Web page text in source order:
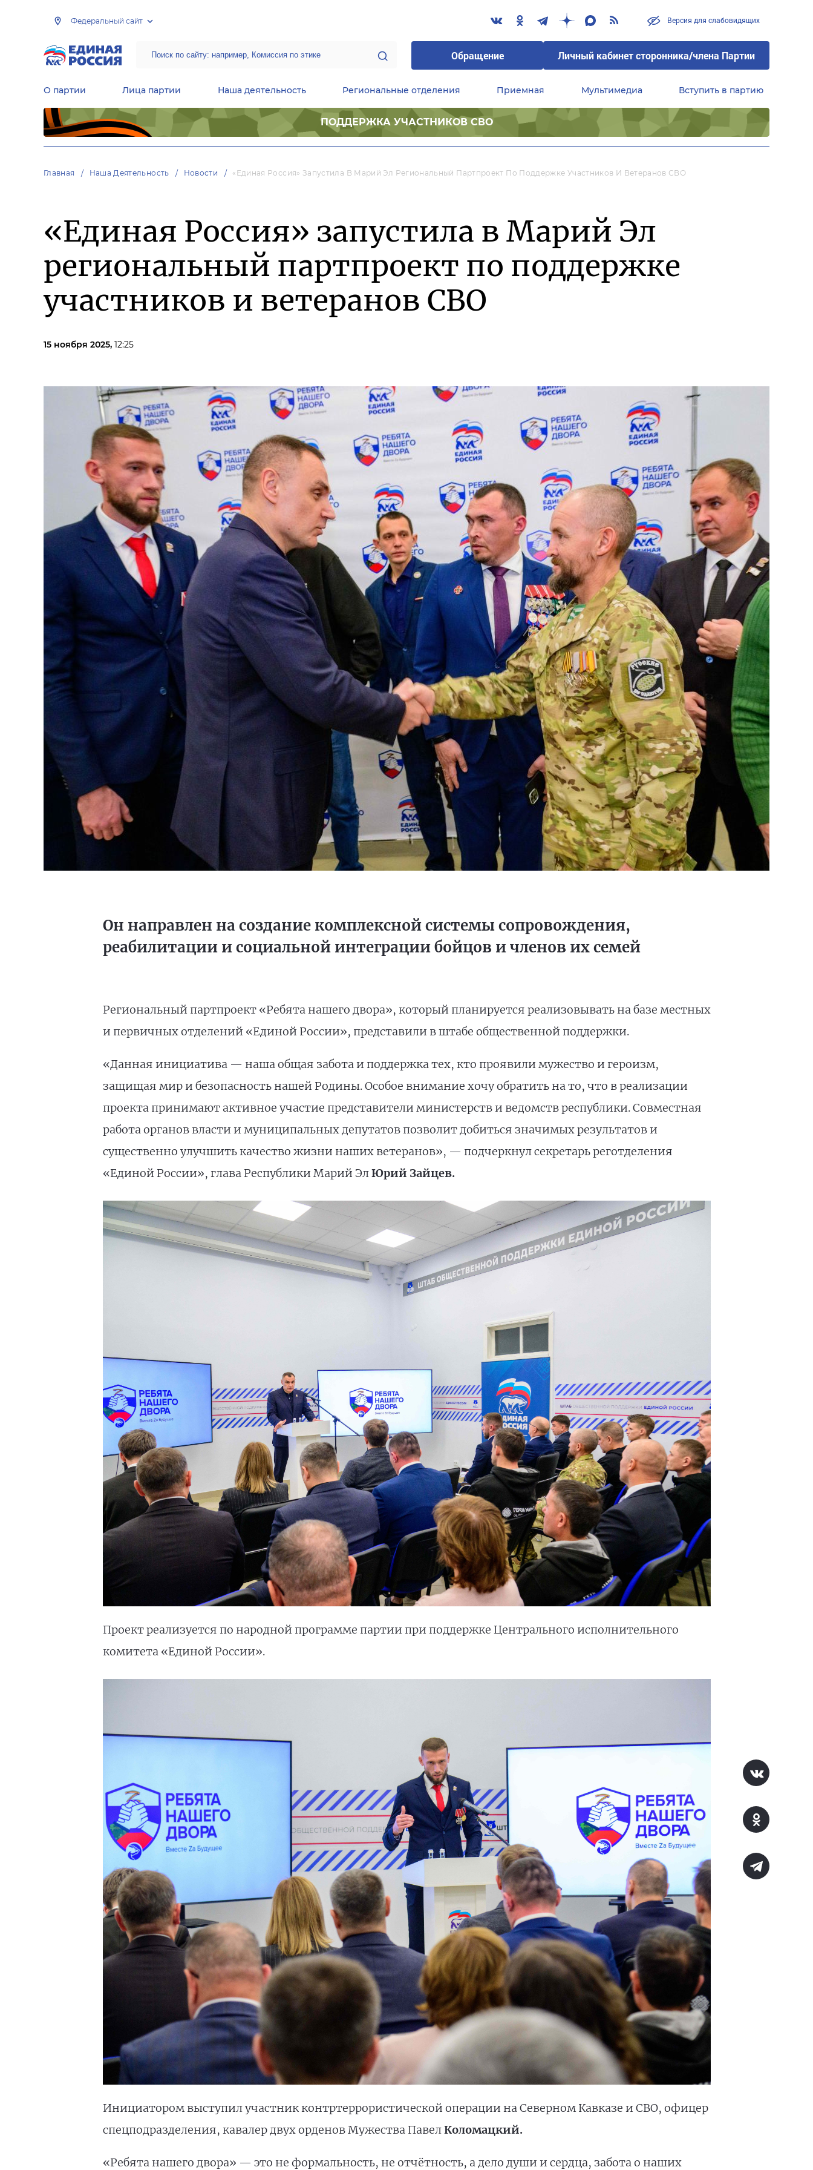
Федеральный сайт Версия для слабовидящих
Обращение Личный кабинет сторонника/члена Партии
О партии Лица партии Наша деятельность Региональные отделения Приемная Мультимедиа Вступить в партию
ПОДДЕРЖКА УЧАСТНИКОВ СВО
Главная Наша Деятельность Новости «Единая Россия» Запустила В Марий Эл Региональный Партпроект По Поддержке Участников И Ветеранов СВО
«Единая Россия» запустила в Марий Эл
региональный партпроект по поддержке
участников и ветеранов СВО
15 ноября 2025, 12:25
Он направлен на создание комплексной системы сопровождения,
реабилитации и социальной интеграции бойцов и членов их семей
Региональный партпроект «Ребята нашего двора», который планируется реализовывать на базе местных
и первичных отделений «Единой России», представили в штабе общественной поддержки.
«Данная инициатива — наша общая забота и поддержка тех, кто проявили мужество и героизм,
защищая мир и безопасность нашей Родины. Особое внимание хочу обратить на то, что в реализации
проекта принимают активное участие представители министерств и ведомств республики. Совместная
работа органов власти и муниципальных депутатов позволит добиться значимых результатов и
существенно улучшить качество жизни наших ветеранов», — подчеркнул секретарь реготделения
«Единой России», глава Республики Марий ЭлЮрий Зайцев.
Проект реализуется по народной программе партии при поддержке Центрального исполнительного
комитета «Единой России».
Инициатором выступил участник контртеррористической операции на Северном Кавказе и СВО, офицер
спецподразделения, кавалер двух орденов Мужества ПавелКоломацкий.
«Ребята нашего двора» — это не формальность, не отчётность, а дело души и сердца, забота о наших